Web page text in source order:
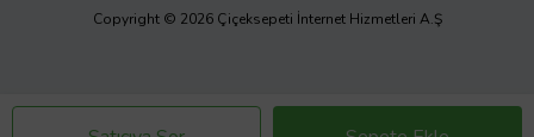
Copyright © 2026 Çiçeksepeti İnternet Hizmetleri A.Ş